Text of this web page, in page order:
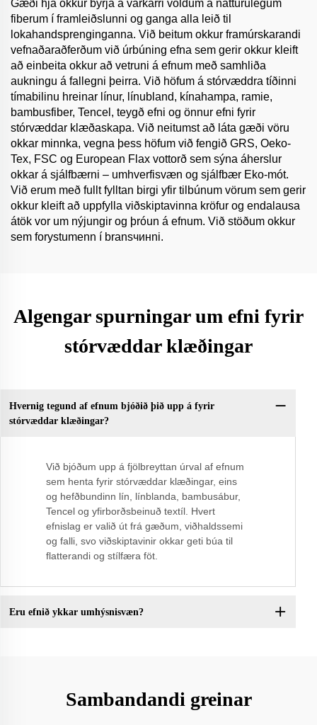
Gæði hjá okkur byrja á varkárri völdum á náttúrulegum
fiberum í framleiðslunni og ganga alla leið til
lokahandsprenginganna. Við beitum okkur framúrskarandi
vefnaðaraðferðum við úrbúning efna sem gerir okkur kleift
að einbeita okkur að vetruni á efnum með samhliða
aukningu á fallegni þeirra. Við höfum á stórvæddra tíðinni
tímabilinu hreinar línur, línubland, kínahampa, ramie,
bambusfiber, Tencel, teygð efni og önnur efni fyrir
stórvæddar klæðaskapa. Við neitumst að láta gæði vöru
okkar minnka, vegna þess höfum við fengið GRS, Oeko-
Tex, FSC og European Flax vottorð sem sýna áherslur
okkar á sjálfbærni – umhverfisvæn og sjálfbær Eko-mót.
Við erum með fullt fylltan birgi yfir tilbúnum vörum sem gerir
okkur kleift að uppfylla viðskiptavinna kröfur og endalausa
átök vor um nýjungir og þróun á efnum. Við stöðum okkur
sem forystumenn í bransчинni.
Algengar spurningar um efni fyrir
stórvæddar klæðingar
Hvernig tegund af efnum bjóðið þið upp á fyrir
stórvæddar klæðingar?
Við bjóðum upp á fjölbreyttan úrval af efnum
sem henta fyrir stórvæddar klæðingar, eins
og hefðbundinn lín, línblanda, bambusábur,
Tencel og yfirborðsbeinuð textíl. Hvert
efnislag er valið út frá gæðum, viðhaldssemi
og falli, svo viðskiptavinir okkar geti búa til
flatterandi og stílfæra föt.
Eru efnið ykkar umhýsnisvæn?
Sambandandi greinar